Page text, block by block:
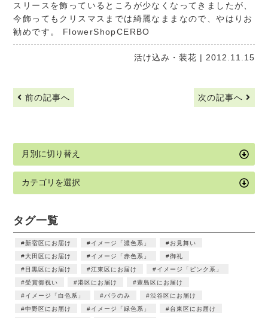
スリースを飾っているところが少なくなってきましたが、
今飾ってもクリスマスまでは綺麗なままなので、やはりお
勧めです。 FlowerShopCERBO
活け込み・装花 | 2012.11.15
前の記事へ 次の記事へ
タグ一覧
新宿区にお届け イメージ「濃色系」
お見舞い
大田区にお届け
イメージ「赤色系」
御礼
目黒区にお届け
江東区にお届け
イメージ「ピンク系」
受賞御祝い
港区にお届け
豊島区にお届け
イメージ「白色系」
バラのみ
渋谷区にお届け
中野区にお届け
イメージ「緑色系」
台東区にお届け